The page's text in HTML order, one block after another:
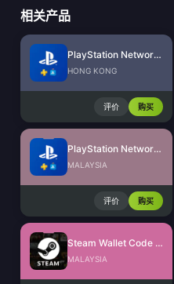
相关产品
PlayStation Network Card (HK)
HONG KONG
评价 购买
PlayStation Network Card (MY)
MALAYSIA
评价 购买
Steam Wallet Code (MYR)
MALAYSIA